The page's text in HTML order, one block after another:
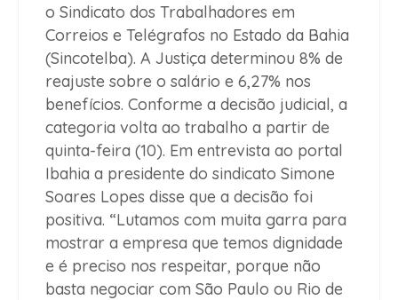
o Sindicato dos Trabalhadores em
Correios e Telégrafos no Estado da Bahia
(Sincotelba). A Justiça determinou 8% de
reajuste sobre o salário e 6,27% nos
benefícios. Conforme a decisão judicial, a
categoria volta ao trabalho a partir de
quinta-feira (10). Em entrevista ao portal
Ibahia a presidente do sindicato Simone
Soares Lopes disse que a decisão foi
positiva. “Lutamos com muita garra para
mostrar a empresa que temos dignidade
e é preciso nos respeitar, porque não
basta negociar com São Paulo ou Rio de